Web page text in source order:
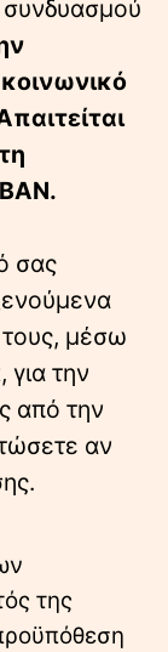
συνδυασμού
σας
τους, μέσω
την
από την
αν
της